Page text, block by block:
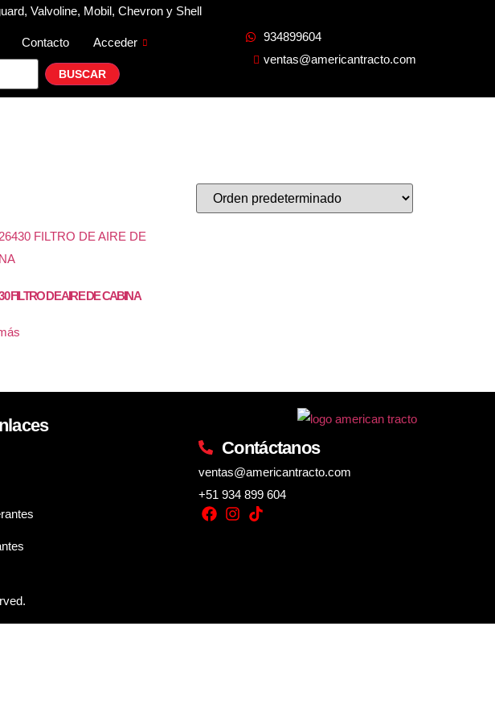
Valvoline, Mobil, Chevron y Shell
Contacto Acceder
BUSCAR
934899604
ventas@americantracto.com
FILTRO DE AIRE DE CABINA
Contáctanos
ventas@americantracto.com
+51 934 899 604